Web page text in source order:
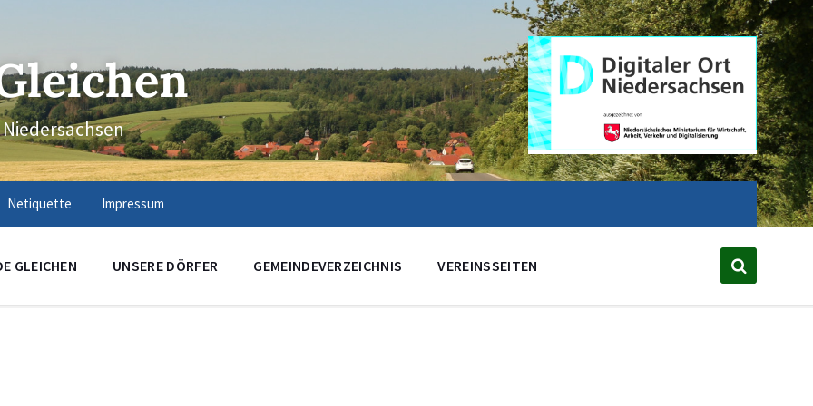
Netiquette Impressum
GLEICHEN UNSERE DÖRFER GEMEINDEVERZEICHNIS VEREINSSEITEN